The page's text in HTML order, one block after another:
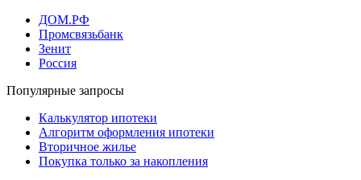
ДОМ.РФ
Промсвязьбанк
Зенит
Россия
Популярные запросы
Калькулятор ипотеки
Алгоритм оформления ипотеки
Вторичное жилье
Покупка только за накопления